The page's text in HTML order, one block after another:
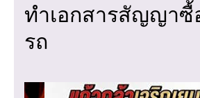
ทำเอกสารสัญญาซื้
รถ